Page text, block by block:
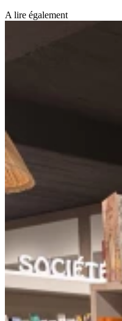
A lire également